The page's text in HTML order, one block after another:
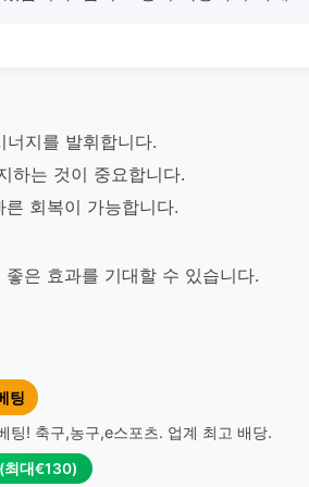
지를 발휘합니다.
하는 것이 중요합니다.
회복이 가능합니다.
은 효과를 기대할 수 있습니다.
팅
팅! 축구,농구,e스포츠. 업계 최고 배당.
최대€130)